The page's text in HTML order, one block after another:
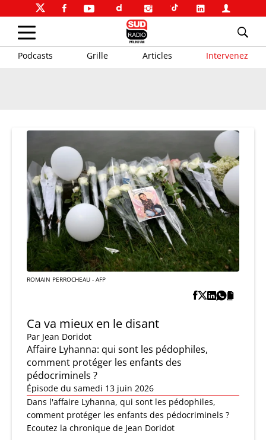
Podcasts Grille Articles Intervenez
ROMAIN PERROCHEAU - AFP
Ca va mieux en le disant
Par Jean Doridot
Affaire Lyhanna: qui sont les pédophiles,
comment protéger les enfants des
pédocriminels ?
Épisode du samedi 13 juin 2026
Dans l'affaire Lyhanna, qui sont les pédophiles,
comment protéger les enfants des pédocriminels ?
Ecoutez la chronique de Jean Doridot